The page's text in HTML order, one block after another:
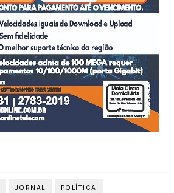
JORNAL POLÍTICA